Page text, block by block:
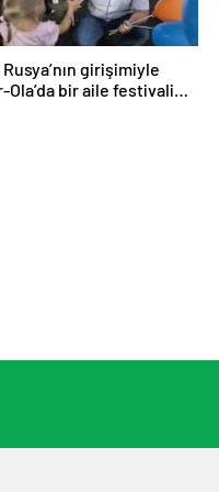
girişimiyle
Ola’da bir aile festivali